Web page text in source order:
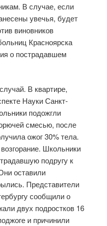
В случае, если
увечья, будет
виновников
Красноярска
о пострадавшем
В квартире,
Науки Санкт-
подожгли
смесью, после
ожог 30% тела.
Школьники
подругу к
оставили
Представители
сообщили о
двух подростков 16
и причинили